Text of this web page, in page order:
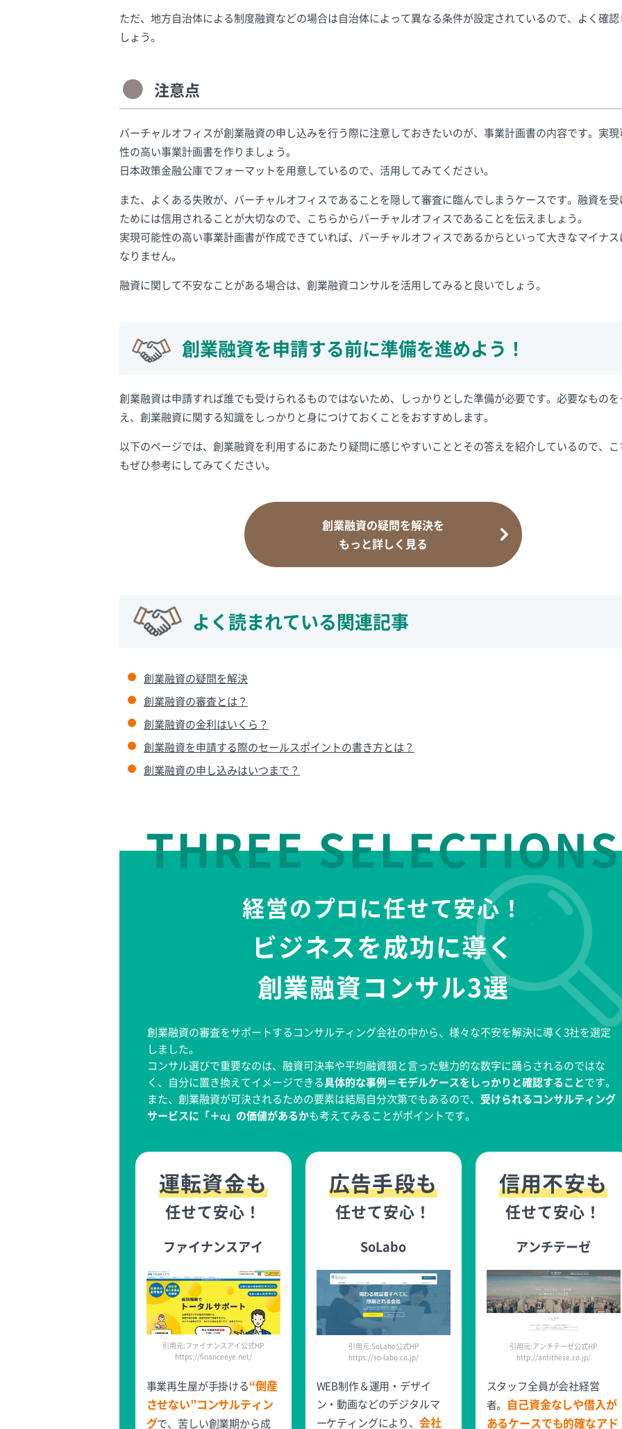
ただ、地方自治体による制度融資などの場合は自治体によって異なる条件が設定されているので、よく確認
しょう。
注意点
バーチャルオフィスが創業融資の申し込みを行う際に注意しておきたいのが、事業計画書の内容です。実
性の高い事業計画書を作りましょう。
日本政策金融公庫でフォーマットを用意しているので、活用してみてください。
また、よくある失敗が、バーチャルオフィスであることを隠して審査に臨んでしまうケースです。融資を受
ためには信用されることが大切なので、こちらからバーチャルオフィスであることを伝えましょう。
実現可能性の高い事業計画書が作成できていれば、バーチャルオフィスであるからといって大きなマイナス
なりません。
融資に関して不安なことがある場合は、創業融資コンサルを活用してみると良いでしょう。
創業融資を申請する前に準備を進めよう！
創業融資は申請すれば誰でも受けられるものではないため、しっかりとした準備が必要です。必要なものを
え、創業融資に関する知識をしっかりと身につけておくことをおすすめします。
以下のページでは、創業融資を利用するにあたり疑問に感じやすいこととその答えを紹介しているので、こ
もぜひ参考にしてみてください。
創業融資の疑問を解決を
もっと詳しく見る
よく読まれている関連記事
創業融資の疑問を解決
創業融資の審査とは？
創業融資の金利はいくら？
創業融資を申請する際のセールスポイントの書き方とは？
創業融資の申し込みはいつまで？
THREE SELECTIONS
経営のプロに任せて安心！
ビジネスを成功に導く
創業融資コンサル3選
創業融資の審査をサポートするコンサルティング会社の中から、様々な不安を解決に導く3社を選定
しました。
コンサル選びで重要なのは、融資可決率や平均融資額と言った魅力的な数字に踊らされるのではな
く、自分に置き換えてイメージできる具体的な事例＝モデルケースをしっかりと確認することです。
また、創業融資が可決されるための要素は結局自分次第でもあるので、 受けられるコンサルティング
サービスに「＋α」の価値があるかも考えてみることがポイントです。
運転資金も
任せて安心！
ファイナンスアイ
引用元:ファイナンスアイ公式HP
https://financeeye.net/
事業再生屋が手掛ける“倒産
させない”コンサルティン
グで、苦しい創業期から成
広告手段も
任せて安心！
SoLabo
引用元:SoLabo公式HP
https://so-labo.co.jp/
WEB制作＆運用・デザイ
ン・動画などのデジタルマ
ーケティングにより、 会社
信用不安も
任せて安心！
アンチテーゼ
引用元:アンチテーゼ公式HP
http://antithese.co.jp/
スタッフ全員が会社経営
者。 自己資金なしや借入が
あるケースでも的確なアド